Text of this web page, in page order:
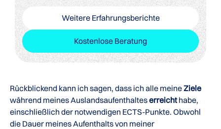
Weitere Erfahrungsberichte
Kostenlose Beratung
Rückblickend kann ich sagen, dass ich alle meineZiele
während meines Auslandsaufenthalteserreichthabe,
einschließlich der notwendigen ECTS-Punkte. Obwohl
die Dauer meines Aufenthalts von meiner